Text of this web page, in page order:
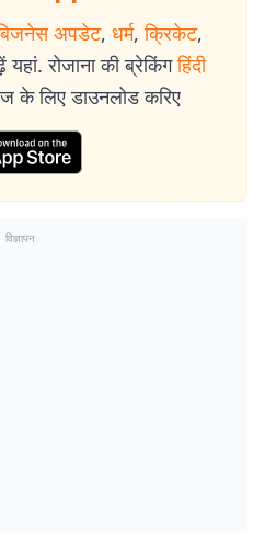
अपडेट, धर्म, क्रिकेट,
रोजाना की ब्रेकिंग हिंदी
के लिए डाउनलोड करिए
विज्ञापन